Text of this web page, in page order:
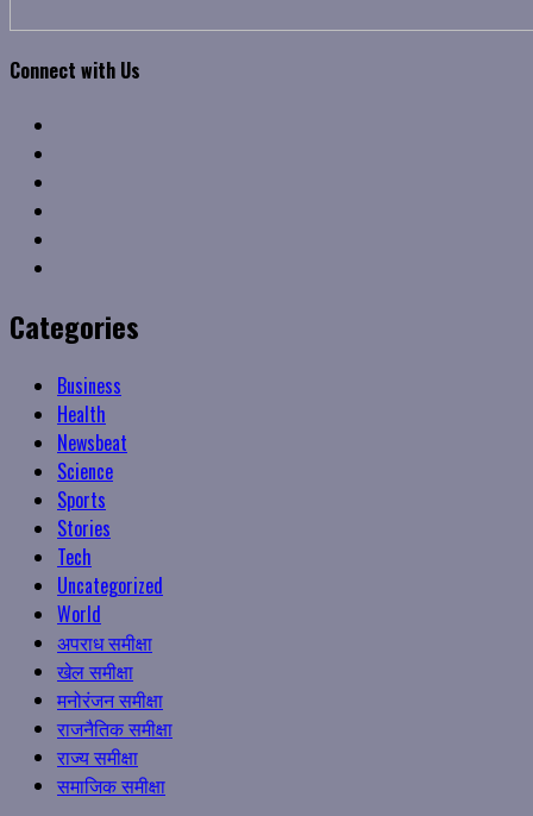
Connect with Us
Categories
Business
Health
Newsbeat
Science
Sports
Stories
Tech
Uncategorized
World
अपराध समीक्षा
खेल समीक्षा
मनोरंजन समीक्षा
राजनैतिक समीक्षा
राज्य समीक्षा
समाजिक समीक्षा